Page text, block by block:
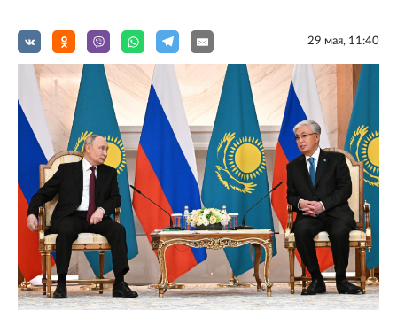
29 мая, 11:40